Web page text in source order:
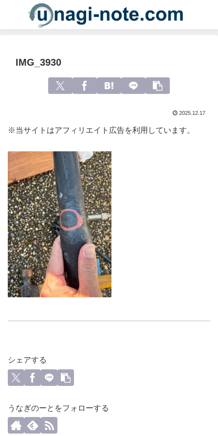
IMG_3930
2025.12.17
※当サイトはアフィリエイト広告を利用しています。
シェアする
うなぎのーとをフォローする